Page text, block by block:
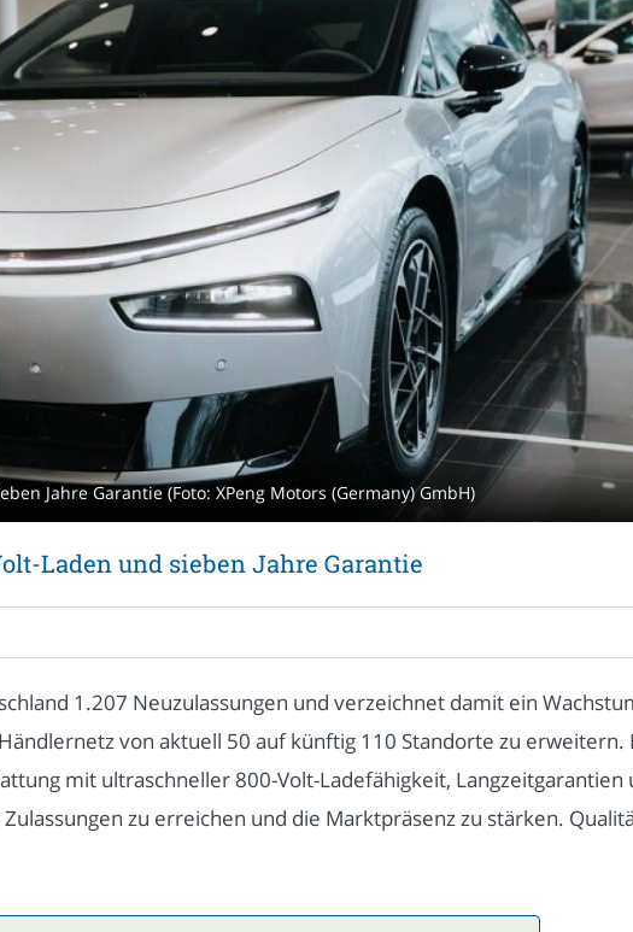
Jahre Garantie (Foto: XPeng Motors (Germany) GmbH)
Laden und sieben Jahre Garantie
1.207 Neuzulassungen und verzeichnet damit ein
von aktuell 50 auf künftig 110 Standorte zu erweitern.
mit ultraschneller 800-Volt-Ladefähigkeit, Langzeitgarantien
zu erreichen und die Marktpräsenz zu stärken.